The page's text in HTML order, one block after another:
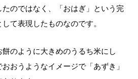
のではなく、「おはぎ」という完
て表現したものなのです。
のように大きめのうるち米にし
おうようなイメージで「あずき」